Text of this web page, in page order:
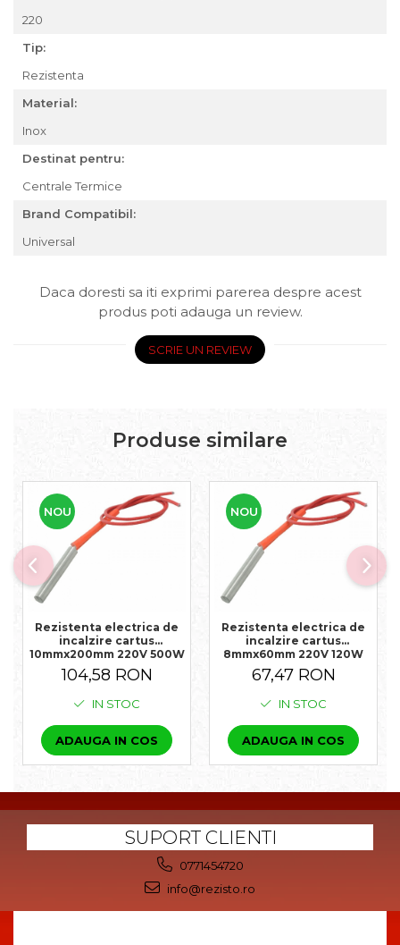
220
Tip:
Rezistenta
Material:
Inox
Destinat pentru:
Centrale Termice
Brand Compatibil:
Universal
Daca doresti sa iti exprimi parerea despre acest
produs poti adauga un review.
SCRIE UN REVIEW
Produse similare
NOU
Rezistenta electrica de
incalzire cartus
10mmx200mm 220V 500W
104,58 RON
IN STOC
ADAUGA IN COS
NOU
Rezistenta electrica de
incalzire cartus
8mmx60mm 220V 120W
67,47 RON
IN STOC
ADAUGA IN COS
SUPORT CLIENTI
0771454720
info@rezisto.ro